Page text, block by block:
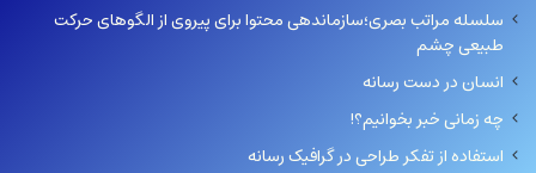
سلسله مراتب بصری؛سازماندهی محتوا برای پیروی از الگوهای حرکت
طبیعی چشم
انسان در دست رسانه
چه زمانی خبر بخوانیم؟!
استفاده از تفکر طراحی در گرافیک رسانه